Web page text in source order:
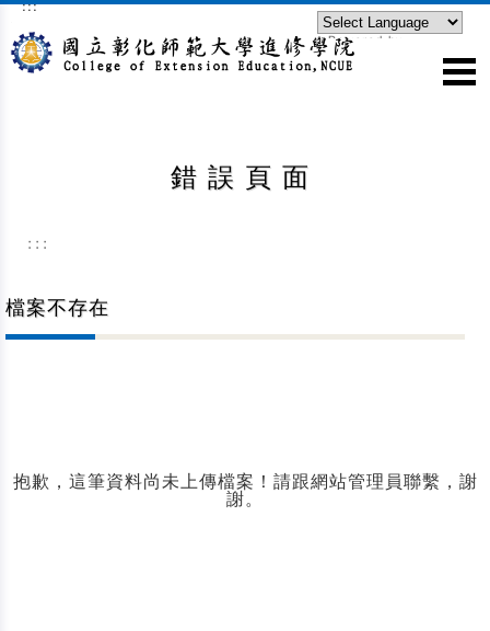
跳到主要內容區塊
:::
Powered by
錯誤頁面
:::
檔案不存在
抱歉，這筆資料尚未上傳檔案！請跟網站管理員聯繫，謝
謝。